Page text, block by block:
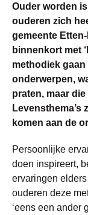
Ouder worden
ouderen zich
gemeente
binnenkort met
methodiek
onderwerpen,
praten, maar
Levensthema’s
komen aan de
Persoonlijke
doen inspireert,
ervaringen elders
ouderen deze
‘eens een ander